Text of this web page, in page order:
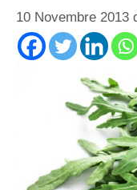
10 Novembre 2013